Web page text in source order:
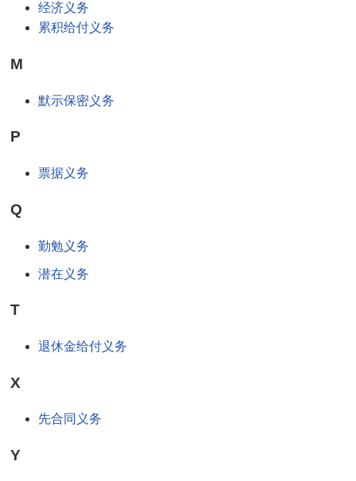
经济义务
累积给付义务
M
默示保密义务
P
票据义务
Q
勤勉义务
潜在义务
T
退休金给付义务
X
先合同义务
Y